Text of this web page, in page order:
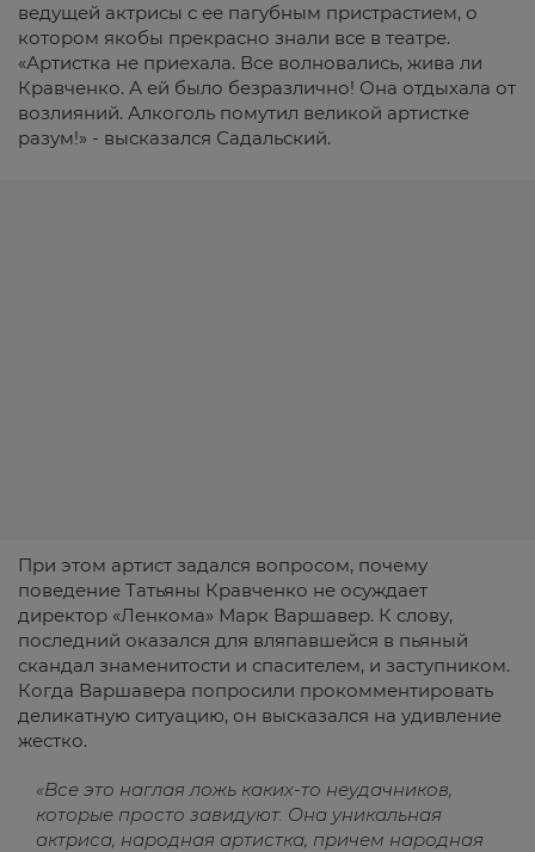
ведущей актрисы с ее пагубным пристрастием, о
котором якобы прекрасно знали все в театре.
«Артистка не приехала. Все волновались, жива ли
Кравченко. А ей было безразлично! Она отдыхала от
возлияний. Алкоголь помутил великой артистке
разум!» - высказался Садальский.
При этом артист задался вопросом, почему
поведение Татьяны Кравченко не осуждает
директор «Ленкома» Марк Варшавер. К слову,
последний оказался для вляпавшейся в пьяный
скандал знаменитости и спасителем, и заступником.
Когда Варшавера попросили прокомментировать
деликатную ситуацию, он высказался на удивление
жестко.
«Все это наглая ложь каких-то неудачников,
которые просто завидуют. Она уникальная
актриса, народная артистка, причем народная